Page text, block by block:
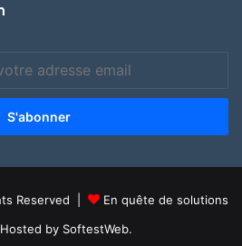
Reserved |
En quête de solutions
Hosted by SoftestWeb.